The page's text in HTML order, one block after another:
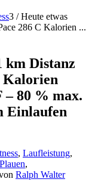
3 / Heute etwas
286 C Kalorien ...
km Distanz
Kalorien
– 80 % max.
Einlaufen
, Laufleistung,
Plauen,
Ralph Walter